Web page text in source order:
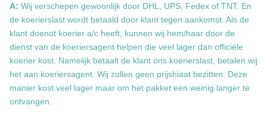
A: Wij verschepen gewoonlijk door DHL, UPS, Fedex of TNT. En
de koerierslast wordt betaald door klant tegen aankomst. Als de
klant doenot koerier a/c heeft, kunnen wij hem/haar door de
dienst van de koeriersagent helpen die veel lager dan officiële
koerier kost. Namelijk betaalt de klant ons koerierslast, betalen wij
het aan koeriersagent. Wij zullen geen prijshiaat bezitten. Deze
manier kost veel lager maar om het pakket een weinig langer te
ontvangen.